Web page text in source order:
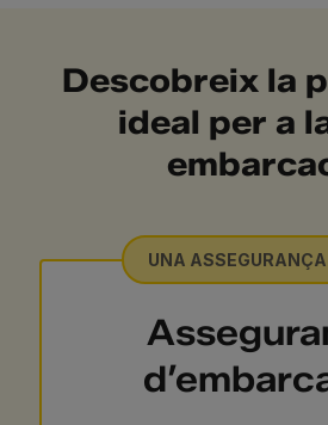
Descobreix la
ideal per a
UNA